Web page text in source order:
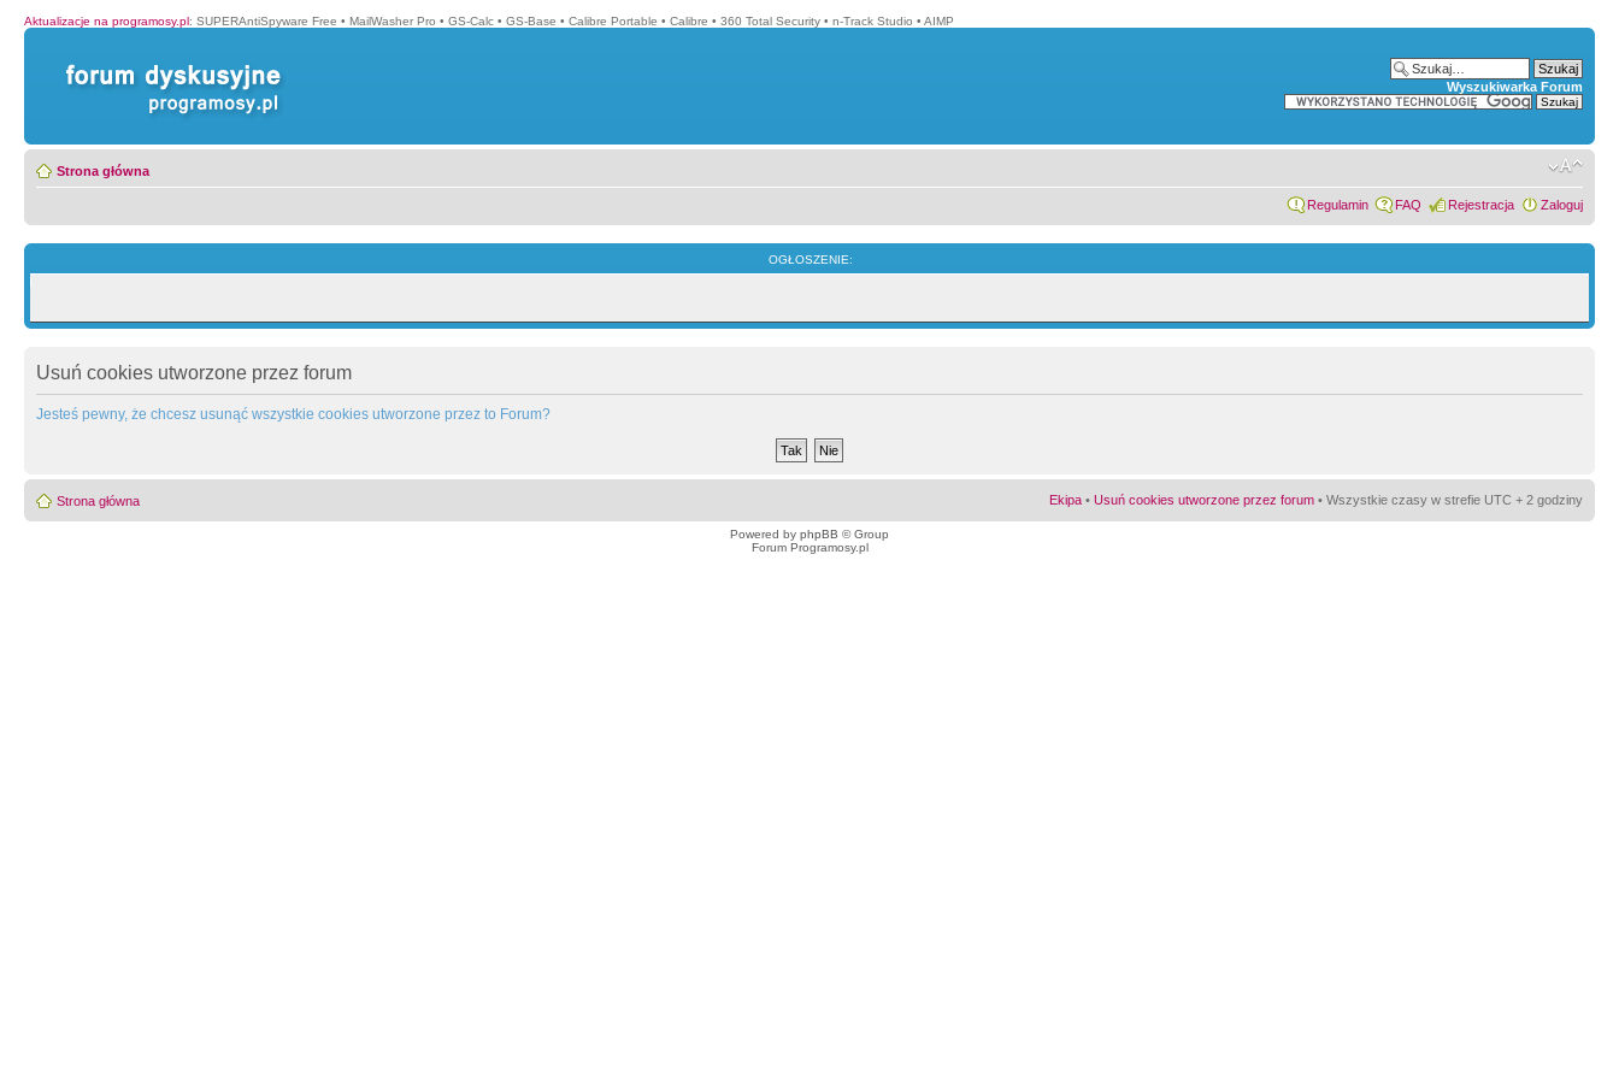
Aktualizacje na programosy.pl: SUPERAntiSpyware Free • MailWasher Pro • GS-Calc • GS-Base • Calibre Portable • Calibre • 360 Total Security • n-Track Studio • AIMP
Wyszukiwarka Forum
Strona główna
Regulamin FAQ Rejestracja Zaloguj
OGŁOSZENIE:
Usuń cookies utworzone przez forum
Jesteś pewny, że chcesz usunąć wszystkie cookies utworzone przez to Forum?
Strona główna Ekipa • Usuń cookies utworzone przez forum • Wszystkie czasy w strefie UTC + 2 godziny
Powered by phpBB © Group
Forum Programosy.pl